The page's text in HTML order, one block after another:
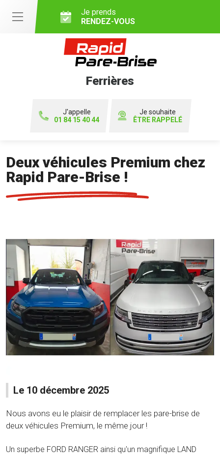
Je prends
RENDEZ-VOUS
Ferrières
J'appelle
01 84 15 40 44
Je souhaite
ÊTRE RAPPELÉ
Deux véhicules Premium chez
Rapid Pare-Brise !
Le 10 décembre 2025
Nous avons eu le plaisir de remplacer les pare-brise de
deux véhicules Premium, le même jour !
Un superbe FORD RANGER ainsi qu'un magnifique LAND